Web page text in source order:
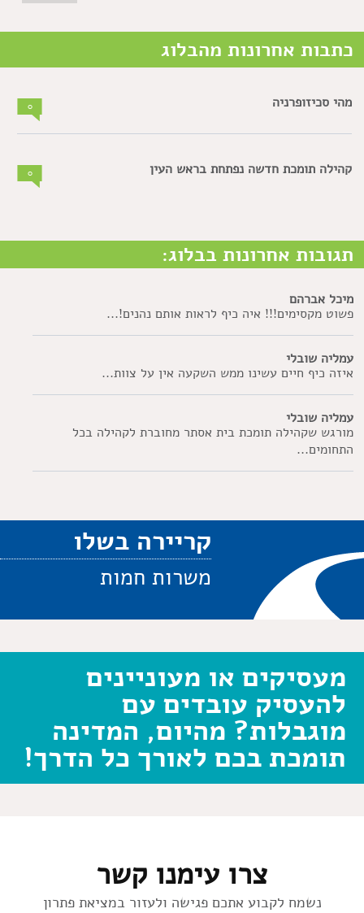
כתבות אחרונות מהבלוג
מהי סכיזופרניה
קהילה תומכת חדשה נפתחת בראש העין
תגובות אחרונות בבלוג:
מיכל אברהם
פשוט מקסימים!!! איה כיף לראות אותם נהנים!...
עמליה שובלי
איזה כיף חיים עשינו ממש השקעה אין על צוות...
עמליה שובלי
מורגש שקהילה תומכת בית אסתר מחוברת לקהילה בכל
התחומים...
קריירה בשלו
משרות חמות
מעסיקים או מעוניינים
להעסיק עובדים עם
מוגבלות? מהיום, המדינה
תומכת בכם לאורך כל הדרך!
צרו עימנו קשר
נשמח לקבוע אתכם פגישה ולעזור במציאת פתרון